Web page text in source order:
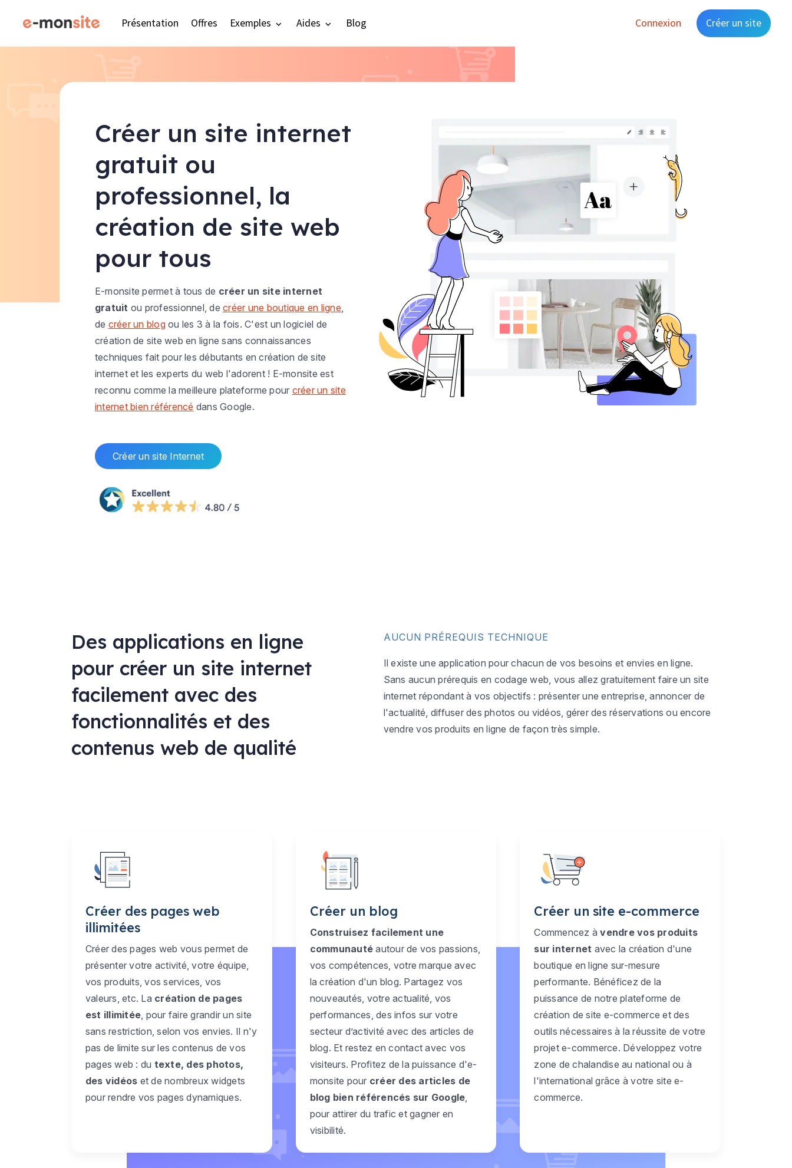
Présentation Offres Exemples Aides Blog Connexion Créer un site
Créer un site internet
gratuit ou
professionnel, la
création de site web
pour tous
E-monsite permet à tous de créer un site internet
gratuit ou professionnel, decréer une boutique en ligne,
de créer un blogou les 3 à la fois. C'est un logiciel de
création de site web en ligne sans connaissances
techniques fait pour les débutants en création de site
internet et les experts du web l'adorent ! E-monsite est
reconnu comme la meilleure plateforme pour créer un site
internet bien référencé dans Google.
Créer un site Internet
Des applications en ligne
pour créer un site internet
facilement avec des
fonctionnalités et des
contenus web de qualité
AUCUN PRÉREQUIS TECHNIQUE
Il existe une application pour chacun de vos besoins et envies en ligne.
Sans aucun prérequis en codage web, vous allez gratuitement faire un site
internet répondant à vos objectifs : présenter une entreprise, annoncer de
l'actualité, diffuser des photos ou vidéos, gérer des réservations ou encore
vendre vos produits en ligne de façon très simple.
Créer des pages web
illimitées
Créer des pages web vous permet de
présenter votre activité, votre équipe,
vos produits, vos services, vos
valeurs, etc. La création de pages
est illimitée , pour faire grandir un site
sans restriction, selon vos envies. Il n'y
pas de limite sur les contenus de vos
pages web : du texte, des photos,
des vidéos et de nombreux widgets
pour rendre vos pages dynamiques.
Créer un blog
Construisez facilement une
communauté autour de vos passions,
vos compétences, votre marque avec
la création d'un blog. Partagez vos
nouveautés, votre actualité, vos
performances, des infos sur votre
secteur d’activité avec des articles de
blog. Et restez en contact avec vos
visiteurs. Profitez de la puissance d'e-
monsite pour créer des articles de
blog bien référencés sur Google
pour attirer du trafic et gagner en
visibilité.
Créer un site e-commerce
Commencez àvendre vos produits
sur internet avec la création d'une
boutique en ligne sur-mesure
performante. Bénéficez de la
puissance de notre plateforme de
création de site e-commerce et des
outils nécessaires à la réussite de votre
projet e-commerce. Développez votre
zone de chalandise au national ou à
l'international grâce à votre site e-
commerce.